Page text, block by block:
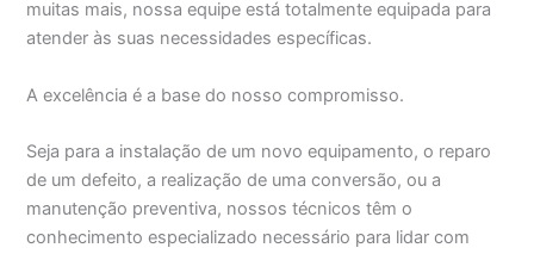
muitas mais, nossa equipe está totalmente equipada para
atender às suas necessidades específicas.
A excelência é a base do nosso compromisso.
Seja para a instalação de um novo equipamento, o reparo
de um defeito, a realização de uma conversão, ou a
manutenção preventiva, nossos técnicos têm o
conhecimento especializado necessário para lidar com